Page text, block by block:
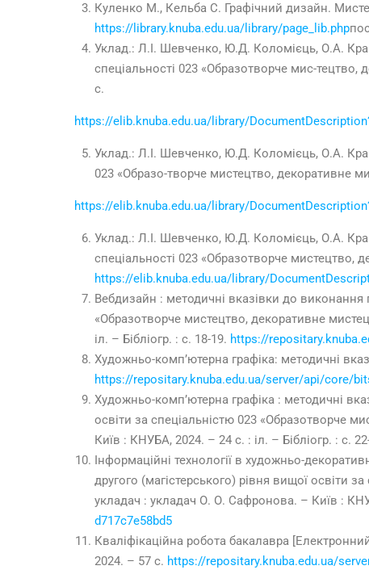
Куленко М., Кельба С. Графічний дизайн.
https://library.knuba.edu.ua/library/page_lib.php
Уклад.: Л.І. Шевченко, Ю.Д. Коломієць, О.А.
спеціальності 023 «Образотворче мис-
с.
https://elib.knuba.edu.ua/library/
Уклад.: Л.І. Шевченко, Ю.Д. Коломієць, О.А.
023 «Образо-творче мистецтво, декоративне
https://elib.knuba.edu.ua/library/
Уклад.: Л.І. Шевченко, Ю.Д. Коломієць, О.А.
спеціальності 023 «Образотворче
https://elib.knuba.edu.ua/library/
Вебдизайн : методичні вказівки до виконання
«Образотворче мистецтво, декоративне
іл. – Бібліогр. : с. 18-19. https://
Художньо-комп’ютерна графіка: методичні
https://repositary.knuba.edu.ua/server/api/core/
Художньо-комп’ютерна графіка : методичні
освіти за спеціальністю 023 «Образотворче
Київ : КНУБА, 2024. – 24 с. : іл. – Бібліогр. : с.
Інформаційні технології в художньо-
другого (магістерського) рівня вищої освіти
укладач : укладач О. О. Сафронова. – Київ :
d717c7e58bd5
Кваліфікаційна робота бакалавра
2024. – 57 с. https://repositary.knuba.edu.ua/